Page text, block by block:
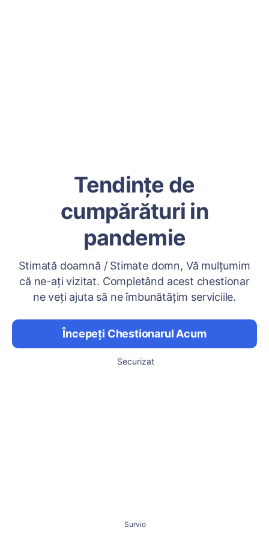
Tendințe de
cumpărături in
pandemie
Stimată doamnă / Stimate domn, Vă mulțumim
că ne-ați vizitat. Completând acest chestionar
ne veți ajuta să ne îmbunătățim serviciile.
Începeți Chestionarul Acum
Securizat
Survio